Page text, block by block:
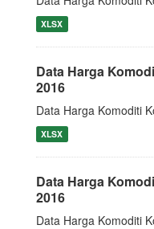
XLSX
Data Harga
2016
Data Harga Komoditi
XLSX
Data Harga
2016
Data Harga Komoditi